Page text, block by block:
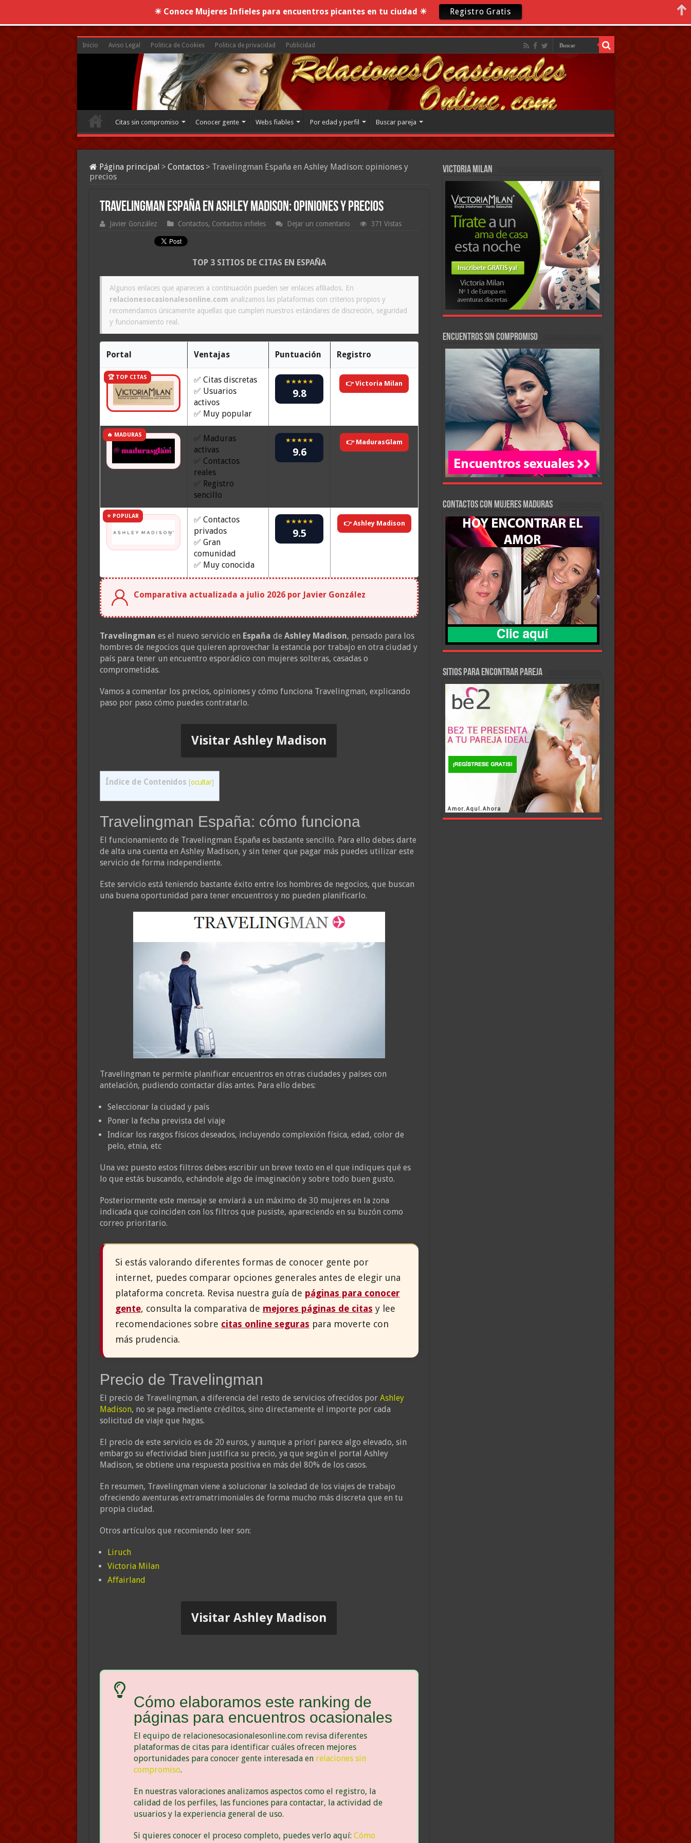
Inicio Aviso Legal Politica de Cookies Politica de privacidad Publicidad
Citas sin compromiso Conocer gente Webs fiables Por edad y perfil Buscar pareja
Página principal > Contactos > Travelingman España en Ashley Madison: opiniones y
precios
Travelingman España en Ashley Madison: opiniones y precios
Javier González Contactos, Contactos infieles Dejar un comentario 371 Vistas
TOP 3 SITIOS DE CITAS EN ESPAÑA
Algunos enlaces que aparecen a continuación pueden ser enlaces afiliados. En
relacionesocasionalesonline.com analizamos las plataformas con criterios propios y
recomendamos únicamente aquellas que cumplen nuestros estándares de discreción, seguridad
y funcionamiento real.
Portal Ventajas Puntuación Registro
🏆 TOP CITAS
✅ Citas discretas
✅ Usuarios
activos
✅ Muy popular
★★★★★
9.8
👉 Victoria Milan
🔥 MADURAS
✅ Maduras
activas
✅ Contactos
reales
✅ Registro
sencillo
★★★★★
9.6
👉 MadurasGlam
⭐ POPULAR
✅ Contactos
privados
✅ Gran
comunidad
✅ Muy conocida
★★★★★
9.5
👉 Ashley Madison
Comparativa actualizada a julio 2026 por Javier González
Travelingman es el nuevo servicio en España de Ashley Madison, pensado para los
hombres de negocios que quieren aprovechar la estancia por trabajo en otra ciudad y
país para tener un encuentro esporádico con mujeres solteras, casadas o
comprometidas.
Vamos a comentar los precios, opiniones y cómo funciona Travelingman, explicando
paso por paso cómo puedes contratarlo.
Visitar Ashley Madison
Índice de Contenidos [ocultar]
Travelingman España: cómo funciona
El funcionamiento de Travelingman España es bastante sencillo. Para ello debes darte
de alta una cuenta en Ashley Madison, y sin tener que pagar más puedes utilizar este
servicio de forma independiente.
Este servicio está teniendo bastante éxito entre los hombres de negocios, que buscan
una buena oportunidad para tener encuentros y no pueden planificarlo.
Travelingman te permite planificar encuentros en otras ciudades y países con
antelación, pudiendo contactar días antes. Para ello debes:
Seleccionar la ciudad y país
Poner la fecha prevista del viaje
Indicar los rasgos físicos deseados, incluyendo complexión física, edad, color de
pelo, etnia, etc
Una vez puesto estos filtros debes escribir un breve texto en el que indiques qué es
lo que estás buscando, echándole algo de imaginación y sobre todo buen gusto.
Posteriormente este mensaje se enviará a un máximo de 30 mujeres en la zona
indicada que coinciden con los filtros que pusiste, apareciendo en su buzón como
correo prioritario.
Si estás valorando diferentes formas de conocer gente por
internet, puedes comparar opciones generales antes de elegir una
plataforma concreta. Revisa nuestra guía de páginas para conocer
gente, consulta la comparativa de mejores páginas de citas y lee
recomendaciones sobre citas online seguras para moverte con
más prudencia.
Precio de Travelingman
El precio de Travelingman, a diferencia del resto de servicios ofrecidos por Ashley
Madison, no se paga mediante créditos, sino directamente el importe por cada
solicitud de viaje que hagas.
El precio de este servicio es de 20 euros, y aunque a priori parece algo elevado, sin
embargo su efectividad bien justifica su precio, ya que según el portal Ashley
Madison, se obtiene una respuesta positiva en más del 80% de los casos.
En resumen, Travelingman viene a solucionar la soledad de los viajes de trabajo
ofreciendo aventuras extramatrimoniales de forma mucho más discreta que en tu
propia ciudad.
Otros artículos que recomiendo leer son:
Liruch
Victoria Milan
Affairland
Visitar Ashley Madison
Cómo elaboramos este ranking de
páginas para encuentros ocasionales
El equipo de relacionesocasionalesonline.com revisa diferentes
plataformas de citas para identificar cuáles ofrecen mejores
oportunidades para conocer gente interesada en relaciones sin
compromiso.
En nuestras valoraciones analizamos aspectos como el registro, la
calidad de los perfiles, las funciones para contactar, la actividad de
usuarios y la experiencia general de uso.
Si quieres conocer el proceso completo, puedes verlo aquí: Cómo
VICTORIA MILAN
Encuentros sin compromiso
Contactos con Mujeres Maduras
SITIOS PARA ENCONTRAR PAREJA
☀ Conoce Mujeres Infieles para encuentros picantes en tu ciudad ☀ Registro Gratis